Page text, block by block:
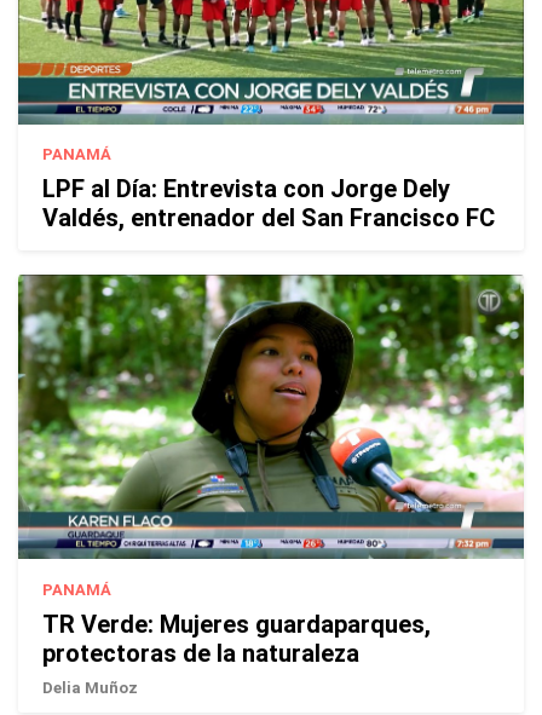
PANAMÁ
LPF al Día: Entrevista con Jorge Dely
Valdés, entrenador del San Francisco FC
PANAMÁ
TR Verde: Mujeres guardaparques,
protectoras de la naturaleza
Delia Muñoz